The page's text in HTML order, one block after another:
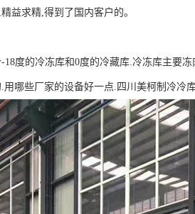
益求精,得到了国内客户的。
度的冷冻库和0度的冷藏库.冷冻库主要
哪些厂家的设备好一点.四川美柯制冷冷